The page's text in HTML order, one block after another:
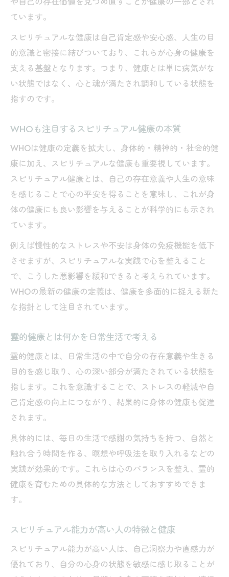
スピリチュアル視点での心身バランス向上
法
今注目されるスピリチュアルヘルスの本質
スピリチュアルヘルスとは何かを解説
現代社会で求められる霊的健康のポイント
健康になるスピリチュアル法の実践例
スピリチュアルが注目される背景と理由
人生に行き詰まる時期に役立つスピリチュアル
思考法
何もかもうまくいかない時期のスピリチュ
スピリチュアルを活かした人生再生のヒン
ト
霊的健康を意識して困難を乗り越える方法
由
ています。
スピリチュアルな健康は自己肯定感や安心感、人生の目
的意識と密接に結びついており、これらが心身の健康を
支える基盤となります。つまり、健康とは単に病気がな
い状態ではなく、心と魂が満たされ調和している状態を
指すのです。
WHOも注目するスピリチュアル健康の本質
WHOは健康の定義を拡大し、身体的・精神的・社会的健
康に加え、スピリチュアルな健康も重要視しています。
スピリチュアル健康とは、自己の存在意義や人生の意味
を感じることで心の平安を得ることを意味し、これが身
体の健康にも良い影響を与えることが科学的にも示され
ています。
例えば慢性的なストレスや不安は身体の免疫機能を低下
させますが、スピリチュアルな実践で心を整えること
で、こうした悪影響を緩和できると考えられています。
WHOの最新の健康の定義は、健康を多面的に捉える新た
な指針として注目されています。
霊的健康とは何かを日常生活で考える
霊的健康とは、日常生活の中で自分の存在意義や生きる
目的を感じ取り、心の深い部分が満たされている状態を
指します。これを意識することで、ストレスの軽減や自
己肯定感の向上につながり、結果的に身体の健康も促進
されます。
具体的には、毎日の生活で感謝の気持ちを持つ、自然と
触れ合う時間を作る、瞑想や呼吸法を取り入れるなどの
実践が効果的です。これらは心のバランスを整え、霊的
健康を育むための具体的な方法としておすすめできま
す。
スピリチュアル能力が高い人の特徴と健康
スピリチュアル能力が高い人は、自己洞察力や直感力が
優れており、自分の心身の状態を敏感に感じ取ることが